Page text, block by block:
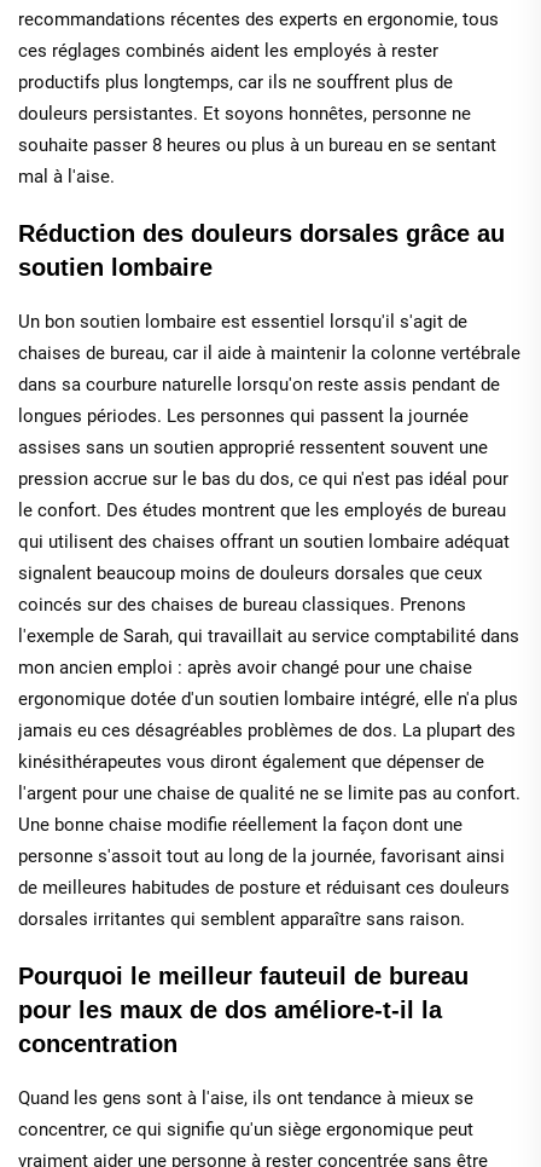
recommandations récentes des experts en ergonomie, tous
ces réglages combinés aident les employés à rester
productifs plus longtemps, car ils ne souffrent plus de
douleurs persistantes. Et soyons honnêtes, personne ne
souhaite passer 8 heures ou plus à un bureau en se sentant
mal à l'aise.
Réduction des douleurs dorsales grâce au
soutien lombaire
Un bon soutien lombaire est essentiel lorsqu'il s'agit de
chaises de bureau, car il aide à maintenir la colonne vertébrale
dans sa courbure naturelle lorsqu'on reste assis pendant de
longues périodes. Les personnes qui passent la journée
assises sans un soutien approprié ressentent souvent une
pression accrue sur le bas du dos, ce qui n'est pas idéal pour
le confort. Des études montrent que les employés de bureau
qui utilisent des chaises offrant un soutien lombaire adéquat
signalent beaucoup moins de douleurs dorsales que ceux
coincés sur des chaises de bureau classiques. Prenons
l'exemple de Sarah, qui travaillait au service comptabilité dans
mon ancien emploi : après avoir changé pour une chaise
ergonomique dotée d'un soutien lombaire intégré, elle n'a plus
jamais eu ces désagréables problèmes de dos. La plupart des
kinésithérapeutes vous diront également que dépenser de
l'argent pour une chaise de qualité ne se limite pas au confort.
Une bonne chaise modifie réellement la façon dont une
personne s'assoit tout au long de la journée, favorisant ainsi
de meilleures habitudes de posture et réduisant ces douleurs
dorsales irritantes qui semblent apparaître sans raison.
Pourquoi le meilleur fauteuil de bureau
pour les maux de dos améliore-t-il la
concentration
Quand les gens sont à l'aise, ils ont tendance à mieux se
concentrer, ce qui signifie qu'un siège ergonomique peut
vraiment aider une personne à rester concentrée sans être